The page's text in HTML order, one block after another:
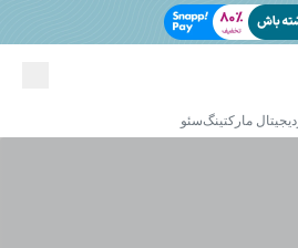
دیجیتال مارکتینگسئو